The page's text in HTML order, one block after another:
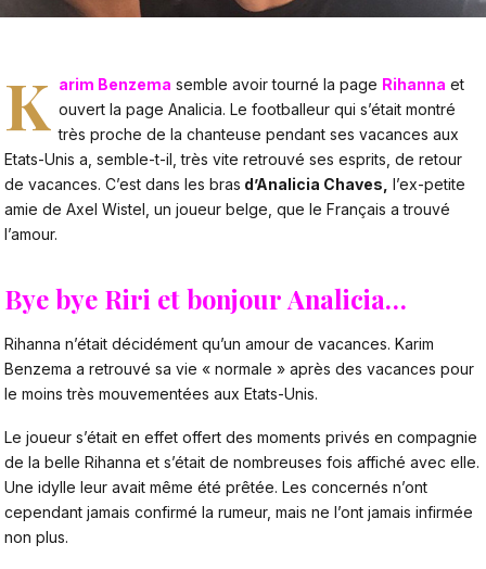
K arim Benzema semble avoir tourné la page Rihanna et
ouvert la page Analicia. Le footballeur qui s’était montré
très proche de la chanteuse pendant ses vacances aux
Etats-Unis a, semble-t-il, très vite retrouvé ses esprits, de retour
de vacances. C’est dans les bras d’Analicia Chaves, l’ex-petite
amie de Axel Wistel, un joueur belge, que le Français a trouvé
l’amour.
Bye bye Riri et bonjour Analicia…
Rihanna n’était décidément qu’un amour de vacances. Karim
Benzema a retrouvé sa vie « normale » après des vacances pour
le moins très mouvementées aux Etats-Unis.
Le joueur s’était en effet offert des moments privés en compagnie
de la belle Rihanna et s’était de nombreuses fois affiché avec elle.
Une idylle leur avait même été prêtée. Les concernés n’ont
cependant jamais confirmé la rumeur, mais ne l’ont jamais infirmée
non plus.